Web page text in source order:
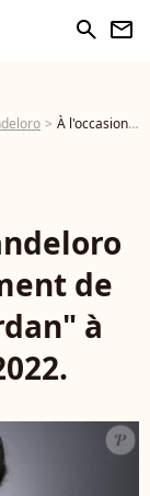
search newsletter
À l'occasion, Philippe Candeloro n'a pas hésité à confier sa peine dans une interview accordée à "Télé 2 semaines"... Exclusif - Philippe Candeloro lors de l'enregistrement de l'émission "Chez Jordan" à Paris. Le 23 mai 2022. © Cédric Perrin/Bestimage - Photo
de
à